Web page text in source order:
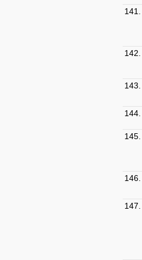
141.
142.
143.
144.
145.
146.
147.